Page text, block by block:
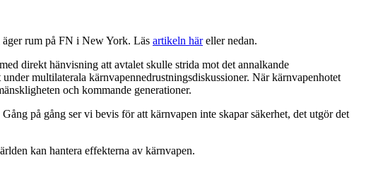
äger rum på FN i New York. Läs artikeln häreller nedan.
direkt hänvisning att avtalet skulle strida mot det annalkande
multilaterala kärnvapennedrustningsdiskussioner. När kärnvapenhotet
och kommande generationer.
på gång ser vi bevis för att kärnvapen inte skapar säkerhet, det utgör det
kan hantera effekterna av kärnvapen.